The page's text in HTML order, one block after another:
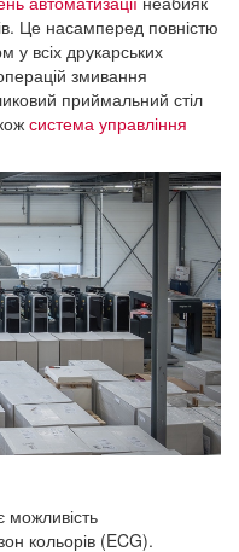
Це насамперед повністю
у всіх друкарських
змивання
приймальний стіл
система управління
кольорів (ECG).